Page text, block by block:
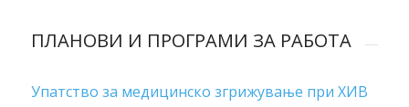
ПЛАНОВИ И ПРОГРАМИ ЗА РАБОТА
Упатство за медицинско згрижување при ХИВ